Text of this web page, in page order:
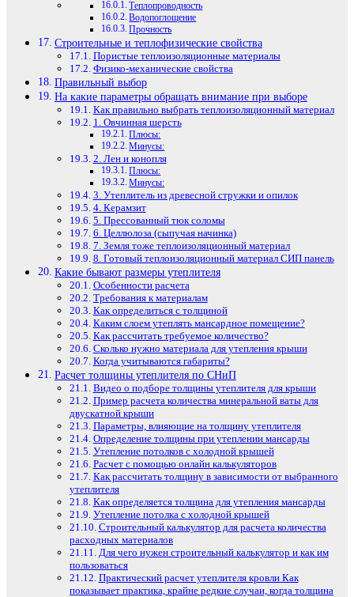
Теплопроводность
Водопоглощение
Прочность
Строительные и теплофизические свойства
Пористые теплоизоляционные материалы
Физико-механические свойства
Правильный выбор
На какие параметры обращать внимание при выборе
Как правильно выбрать теплоизоляционный материал
1. Овчинная шерсть
Плюсы:
Минусы:
2. Лен и конопля
Плюсы:
Минусы:
3. Утеплитель из древесной стружки и опилок
4. Керамзит
5. Прессованный тюк соломы
6. Целлюлоза (сыпучая начинка)
7. Земля тоже теплоизоляционный материал
8. Готовый теплоизоляционный материал СИП панель
Какие бывают размеры утеплителя
Особенности расчета
Требования к материалам
Как определиться с толщиной
Каким слоем утеплять мансардное помещение?
Как рассчитать требуемое количество?
Сколько нужно материала для утепления крыши
Когда учитываются габариты?
Расчет толщины утеплителя по СНиП
Видео о подборе толщины утеплителя для крыши
Пример расчета количества минеральной ваты для
двускатной крыши
Параметры, влияющие на толщину утеплителя
Определение толщины при утеплении мансарды
Утепление потолков с холодной крышей
Расчет с помощью онлайн калькуляторов
Как рассчитать толщину в зависимости от выбранного
утеплителя
Как определяется толщина для утепления мансарды
Утепление потолка с холодной крышей
Строительный калькулятор для расчета количества
расходных материалов
Для чего нужен строительный калькулятор и как им
пользоваться
Практический расчет утеплителя кровли Как
показывает практика, крайне редкие случаи, когда толщина